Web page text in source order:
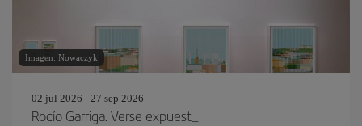
Imagen: Nowaczyk
02 jul 2026 - 27 sep 2026
Rocío Garriga. Verse expuest_